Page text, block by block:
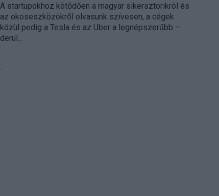
A startupokhoz kötődően a magyar sikersztorikról és
az okoseszközökről olvasunk szívesen, a cégek
közül pedig a Tesla és az Uber a legnépszerűbb –
derül...